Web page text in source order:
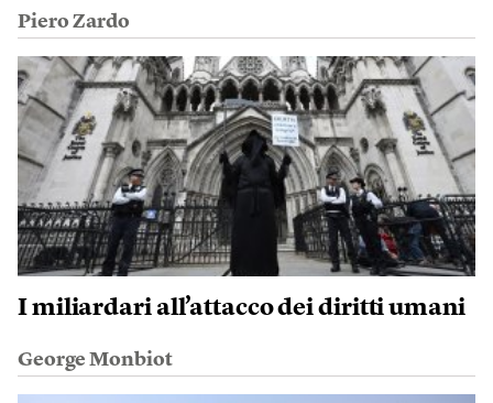
Piero Zardo
I miliardari all’attacco dei diritti umani
George Monbiot